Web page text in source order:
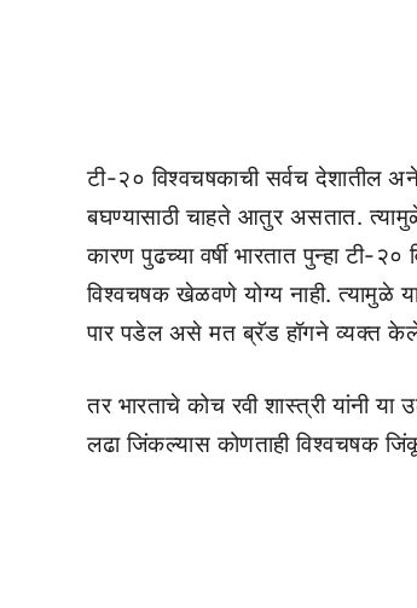
टी-२० विश्वचषकाची सर्वच देशातील
बघण्यासाठी चाहते आतुर असतात.
कारण पुढच्या वर्षी भारतात पुन्हा टी-
विश्वचषक खेळवणे योग्य नाही. त्यामुळे
पार पडेल असे मत ब्रॅड हॉगने व्यक्त
तर भारताचे कोच रवी शास्त्री यांनी
लढा जिंकल्यास कोणताही विश्वचषक जिंकू